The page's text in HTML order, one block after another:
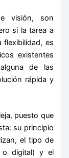
visión, son
si la tarea a
flexibilidad, es
existentes
de las
rápida y
puesto que
su principio
el tipo de
o digital) y el